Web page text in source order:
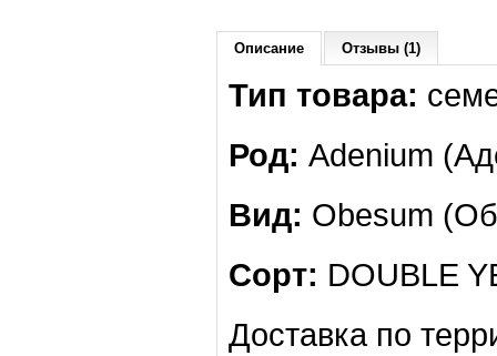
Описание Отзывы (1)
Тип товара:
Род: Adenium
Вид: Obesum
Сорт: DOUBLE
Доставка по